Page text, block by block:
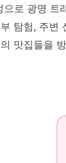
로 광명
탐험, 주변
맛집들을